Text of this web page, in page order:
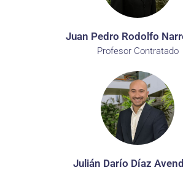
Juan Pedro Rodolfo
Profesor Contratado
Julián Darío Díaz